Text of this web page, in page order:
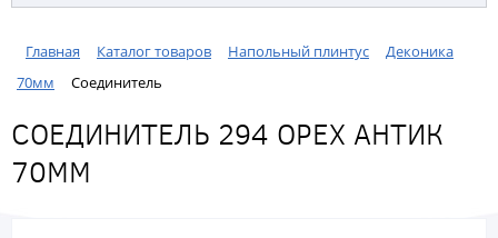
Главная Каталог товаров Напольный плинтус
Деконика
70мм
Соединитель
СОЕДИНИТЕЛЬ 294 ОРЕХ АНТИК
70ММ